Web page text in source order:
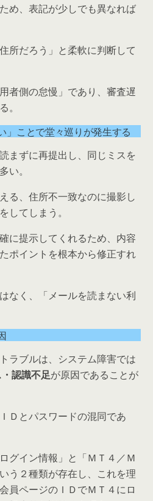
め、表記が少しでも異なれば
所だろう」と柔軟に判断して
者側の怠慢」であり、審査遅
。
」ことで堂々巡りが発生する
まずに再提出し、同じミスを
い。
る、住所不一致なのに撮影し
してしまう。
に提示してくれるため、内容
ポイントを根本から修正すれ
なく、「メールを読まない利
ラブルは、システム障害では
認識不足が原因であることが
Ｄとパスワードの混同であ
グイン情報」と「ＭＴ４／Ｍ
う２種類が存在し、これを理
員ページのＩＤでＭＴ４にロ